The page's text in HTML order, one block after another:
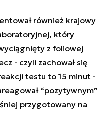
również krajowy
który
z foliowej
- czyli zachował się
testu to 15 minut -
“pozytywnym”
przygotowany na